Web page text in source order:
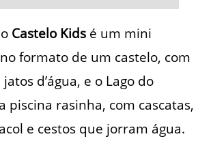
Castelo Kids é um mini
formato de um castelo, com
d’água, e o Lago do
piscina rasinha, com cascatas,
e cestos que jorram água.